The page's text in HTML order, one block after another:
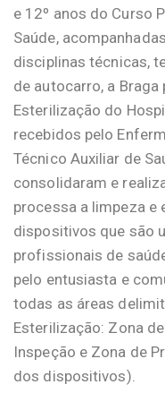
e 12º anos do Curso
Saúde,
disciplinas técnicas,
de autocarro, a
Esterilização do
recebidos pelo
Técnico Auxiliar de
consolidaram e
processa a limpeza e
dispositivos que são
profissionais de
pelo entusiasta e
todas as áreas
Esterilização: Zona
Inspeção e Zona de
dos dispositivos).